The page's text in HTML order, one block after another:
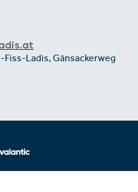
Fiss-Ladis, Gänsackerweg